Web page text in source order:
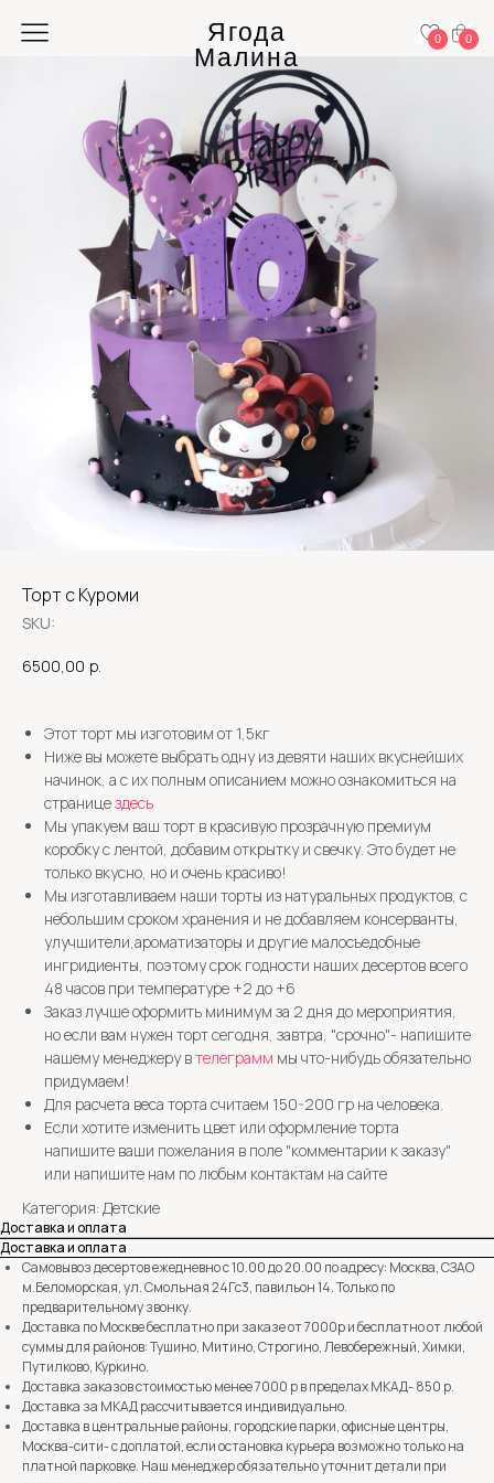
0
0
Ягода
Малина
Торт с Куроми
SKU:
6500,00 р.
Этот торт мы изготовим от 1,5кг
Ниже вы можете выбрать одну из девяти наших вкуснейших
начинок, а с их полным описанием можно ознакомиться на
страницездесь
Мы упакуем ваш торт в красивую прозрачную премиум
коробку с лентой, добавим открытку и свечку. Это будет не
только вкусно, но и очень красиво!
Мы изготавливаем наши торты из натуральных продуктов, с
небольшим сроком хранения и не добавляем консерванты,
улучшители,ароматизаторы и другие малосъедобные
ингридиенты, поэтому срок годности наших десертов всего
48 часов при температуре +2 до +6
Заказ лучше оформить минимум за 2 дня до мероприятия,
но если вам нужен торт сегодня, завтра, "срочно"- напишите
нашему менеджеру втелеграмм мы что-нибудь обязательно
придумаем!
Для расчета веса торта считаем 150-200 гр на человека.
Если хотите изменить цвет или оформление торта
напишите ваши пожелания в поле "комментарии к заказу"
или напишите нам по любым контактам на сайте
Категория: Детские
Доставка и оплата
Доставка и оплата
Самовывоз десертов ежедневно с 10.00 до 20.00 по адресу: Москва, СЗАО
м.Беломорская, ул. Смольная 24Гс3, павильон 14. Только по
предварительному звонку.
Доставка по Москве бесплатно при заказе от 7000р и бесплатно от любой
суммы для районов: Тушино, Митино, Строгино, Левобережный, Химки,
Путилково, Куркино.
Доставка заказов стоимостью менее 7000 р в пределах МКАД- 850 р.
Доставка за МКАД рассчитывается индивидуально.
Доставка в центральные районы, городские парки, офисные центры,
Москва-сити- с доплатой, если остановка курьера возможно только на
платной парковке. Наш менеджер обязательно уточнит детали при